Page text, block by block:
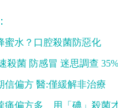
蜜水？口腔殺菌防惡化
殺菌 防感冒 迷思調查
信偏方 醫:僅緩解非治療
痛偏方多 用「碘」殺菌